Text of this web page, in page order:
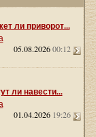
ли приворот...
05.08.202600:12
ли навести...
01.04.2026 19:26